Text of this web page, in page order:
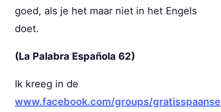
goed, als je het maar niet in het Engels
doet.
(La Palabra Española 62)
Ik kreeg in de
www.facebook.com/groups/